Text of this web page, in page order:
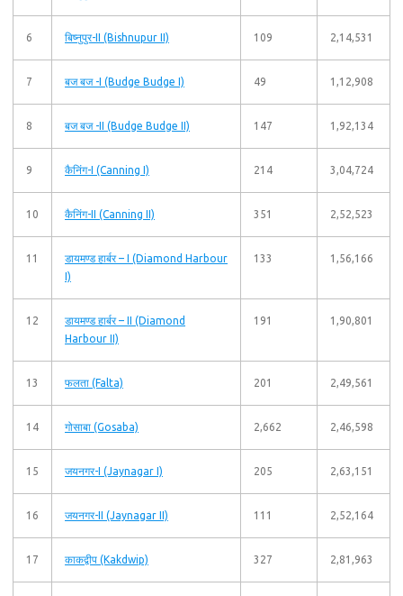
6 बिष्नुपुर-II (Bishnupur II) 109 2,14,531
7 बज बज -I (Budge Budge I) 49 1,12,908
8 बज बज -II (Budge Budge II) 147 1,92,134
9 कैनिंग-I (Canning I) 214 3,04,724
10 कैनिंग-II (Canning II) 351 2,52,523
11
डायमण्ड हार्बर – I (Diamond Harbour
I)
133 1,56,166
12
डायमण्ड हार्बर – II (Diamond
Harbour II)
191 1,90,801
13 फलता (Falta) 201 2,49,561
14 गोसाबा (Gosaba) 2,662 2,46,598
15 जयनगर-I (Jaynagar I) 205 2,63,151
16 जयनगर-II (Jaynagar II) 111 2,52,164
17 काकद्वीप (Kakdwip) 327 2,81,963